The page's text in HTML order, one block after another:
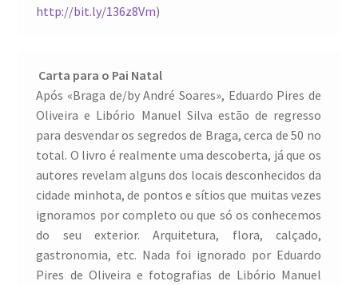
http://bit.ly/136z8Vm)
Carta para o Pai Natal
Após «Braga de/by André Soares», Eduardo Pires de
Oliveira e Libório Manuel Silva estão de regresso
para desvendar os segredos de Braga, cerca de 50 no
total. O livro é realmente uma descoberta, já que os
autores revelam alguns dos locais desconhecidos da
cidade minhota, de pontos e sítios que muitas vezes
ignoramos por completo ou que só os conhecemos
do seu exterior. Arquitetura, flora, calçado,
gastronomia, etc. Nada foi ignorado por Eduardo
Pires de Oliveira e fotografias de Libório Manuel